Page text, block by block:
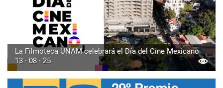
La Filmoteca UNAM celebrará el Día del Cine Mexicano
13 · 08 · 25